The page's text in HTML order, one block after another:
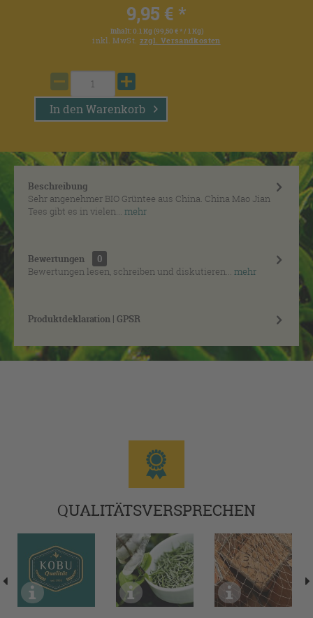
9,95 € *
Inhalt:0.1 Kg (99,50 € * / 1 Kg)
inkl. MwSt. zzgl. Versandkosten
In denWarenkorb
Beschreibung
Sehr angenehmer BIO Grüntee aus China. China Mao Jian
Tees gibt es in vielen... mehr
Bewertungen
0
Bewertungen lesen, schreiben und diskutieren... mehr
Produktdeklaration | GPSR
QUALITÄTSVERSPRECHEN